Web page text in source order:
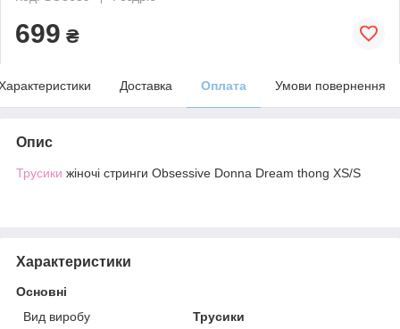
699 ₴
Доставка Оплата Умови повернення
Опис
Трусики жіночі стринги Obsessive Donna Dream thong XS/S
Характеристики
Основні
Вид виробу
Трусики